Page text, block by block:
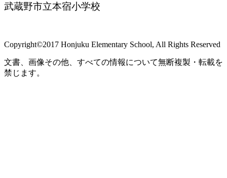
武蔵野市立本宿小学校
Copyright©2017 Honjuku Elementary School, All Rights Reserved
文書、画像その他、すべての情報について無断複製・転載を
禁じます。